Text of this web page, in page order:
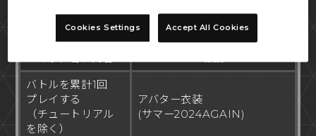
ミッション内容／報酬
バトルを累計1回
プレイする
（チュートリアル
を除く）
アバター衣装
(サマー2024AGAIN)
Cookies Settings Accept All Cookies